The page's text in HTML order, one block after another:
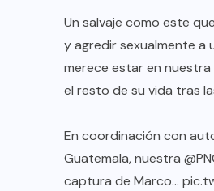
Un salvaje como este
y agredir sexualmente a
merece estar en
el resto de su vida tras
En coordinación con
Guatemala, nuestra
captura de Marco…